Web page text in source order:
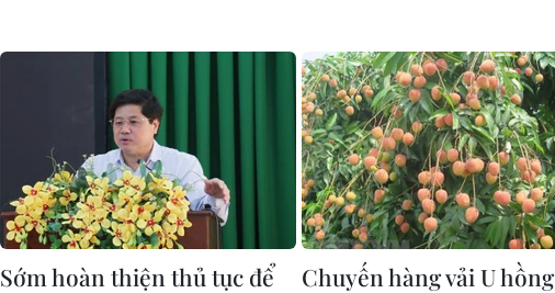
Sớm hoàn thiện thủ tục để
Chuyến hàng vải U hồng